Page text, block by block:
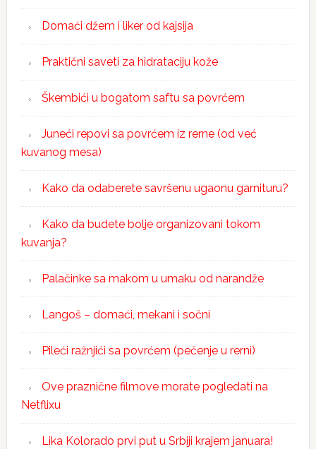
Domaći džem i liker od kajsija
Praktični saveti za hidrataciju kože
Škembići u bogatom saftu sa povrćem
Juneći repovi sa povrćem iz rerne (od već
kuvanog mesa)
Kako da odaberete savršenu ugaonu garnituru?
Kako da budete bolje organizovani tokom
kuvanja?
Palačinke sa makom u umaku od narandže
Langoš – domaći, mekani i sočni
Pileći ražnjići sa povrćem (pečenje u rerni)
Ove praznične filmove morate pogledati na
Netflixu
Lika Kolorado prvi put u Srbiji krajem januara!